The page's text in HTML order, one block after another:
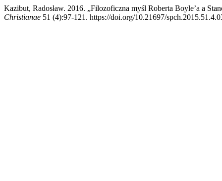
Kazibut, Radosław. 2016. „Filozoficzna myśl Roberta Boyle’a a
Christianae 51 (4):97-121. https://doi.org/10.21697/